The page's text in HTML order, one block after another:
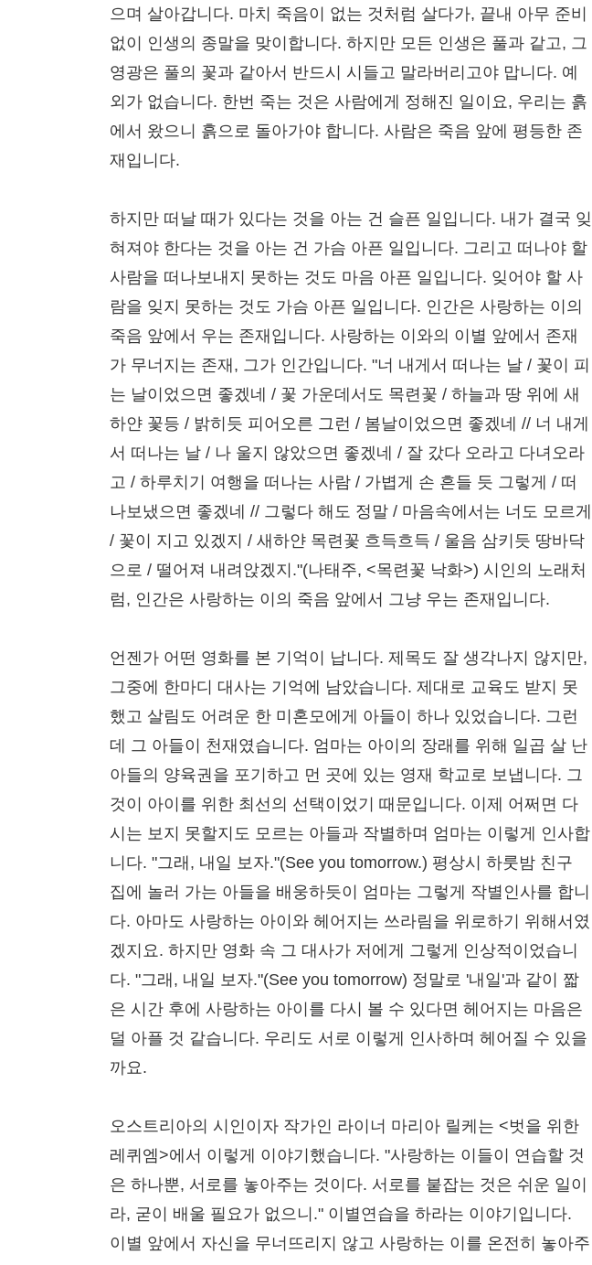
으며 살아갑니다. 마치 죽음이 없는 것처럼 살다가, 끝내 아무 준비
없이 인생의 종말을 맞이합니다. 하지만 모든 인생은 풀과 같고, 그
영광은 풀의 꽃과 같아서 반드시 시들고 말라버리고야 맙니다. 예
외가 없습니다. 한번 죽는 것은 사람에게 정해진 일이요, 우리는 흙
에서 왔으니 흙으로 돌아가야 합니다. 사람은 죽음 앞에 평등한 존
재입니다.
하지만 떠날 때가 있다는 것을 아는 건 슬픈 일입니다. 내가 결국 잊
혀져야 한다는 것을 아는 건 가슴 아픈 일입니다. 그리고 떠나야 할
사람을 떠나보내지 못하는 것도 마음 아픈 일입니다. 잊어야 할 사
람을 잊지 못하는 것도 가슴 아픈 일입니다. 인간은 사랑하는 이의
죽음 앞에서 우는 존재입니다. 사랑하는 이와의 이별 앞에서 존재
가 무너지는 존재, 그가 인간입니다. "너 내게서 떠나는 날 / 꽃이 피
는 날이었으면 좋겠네 / 꽃 가운데서도 목련꽃 / 하늘과 땅 위에 새
하얀 꽃등 / 밝히듯 피어오른 그런 / 봄날이었으면 좋겠네 // 너 내게
서 떠나는 날 / 나 울지 않았으면 좋겠네 / 잘 갔다 오라고 다녀오라
고 / 하루치기 여행을 떠나는 사람 / 가볍게 손 흔들 듯 그렇게 / 떠
나보냈으면 좋겠네 // 그렇다 해도 정말 / 마음속에서는 너도 모르게
/ 꽃이 지고 있겠지 / 새하얀 목련꽃 흐득흐득 / 울음 삼키듯 땅바닥
으로 / 떨어져 내려앉겠지."(나태주, <목련꽃 낙화>) 시인의 노래처
럼, 인간은 사랑하는 이의 죽음 앞에서 그냥 우는 존재입니다.
언젠가 어떤 영화를 본 기억이 납니다. 제목도 잘 생각나지 않지만,
그중에 한마디 대사는 기억에 남았습니다. 제대로 교육도 받지 못
했고 살림도 어려운 한 미혼모에게 아들이 하나 있었습니다. 그런
데 그 아들이 천재였습니다. 엄마는 아이의 장래를 위해 일곱 살 난
아들의 양육권을 포기하고 먼 곳에 있는 영재 학교로 보냅니다. 그
것이 아이를 위한 최선의 선택이었기 때문입니다. 이제 어쩌면 다
시는 보지 못할지도 모르는 아들과 작별하며 엄마는 이렇게 인사합
니다. "그래, 내일 보자."(See you tomorrow.) 평상시 하룻밤 친구
집에 놀러 가는 아들을 배웅하듯이 엄마는 그렇게 작별인사를 합니
다. 아마도 사랑하는 아이와 헤어지는 쓰라림을 위로하기 위해서였
겠지요. 하지만 영화 속 그 대사가 저에게 그렇게 인상적이었습니
다. "그래, 내일 보자."(See you tomorrow) 정말로 '내일'과 같이 짧
은 시간 후에 사랑하는 아이를 다시 볼 수 있다면 헤어지는 마음은
덜 아플 것 같습니다. 우리도 서로 이렇게 인사하며 헤어질 수 있을
까요.
오스트리아의 시인이자 작가인 라이너 마리아 릴케는 <벗을 위한
레퀴엠>에서 이렇게 이야기했습니다. "사랑하는 이들이 연습할 것
은 하나뿐, 서로를 놓아주는 것이다. 서로를 붙잡는 것은 쉬운 일이
라, 굳이 배울 필요가 없으니." 이별연습을 하라는 이야기입니다.
이별 앞에서 자신을 무너뜨리지 않고 사랑하는 이를 온전히 놓아주